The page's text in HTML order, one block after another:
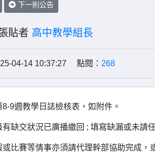
下一則公告
貼者 高中教學組長
04-14 10:37:27 點閱： 268
9週教學日誌檢核表，如附件。
有缺交狀況已廣播繳回 ; 填寫缺漏或未請
賽等情事亦須請代理幹部協助完成，